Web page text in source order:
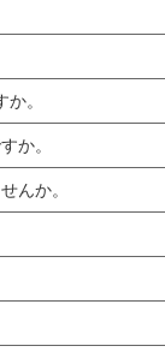
。
か。
んか。